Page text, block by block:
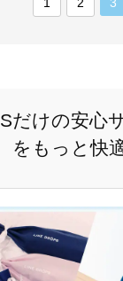
1 2 3
だけの安心
をもっと快